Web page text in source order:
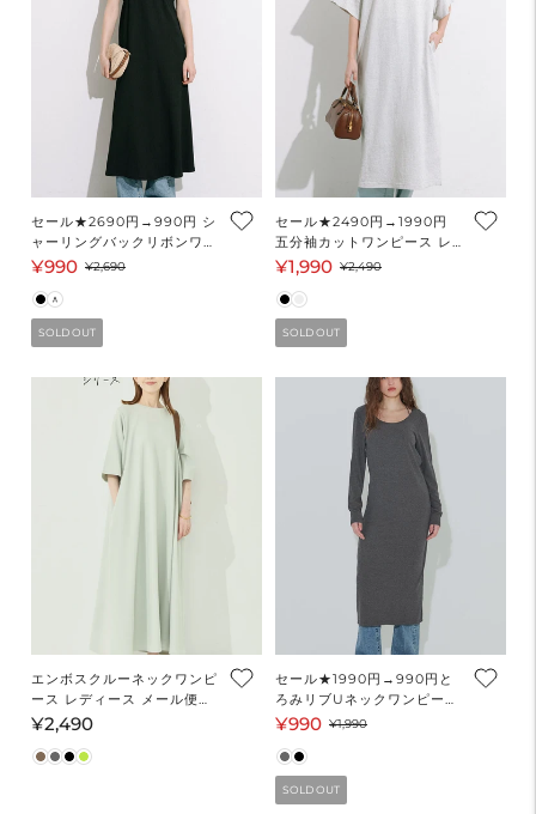
セール★2690円→990円 シ
ャーリングバックリボンワン
ピース レディース メール便
¥990 セ
ル
価
格
通
価
格
¥2,690
SOLD OUT
セール★2490円→1990円
五分袖カットワンピース レ
ディース メール便不可 コカ
¥1,990 セ
ル
価
格
通
価
格
¥2,490
SOLD OUT
エンボスクルーネックワンピ
ース レディース メール便不
可
通
常
¥2,490
セール★1990円→990円と
ろみリブUネックワンピース
レディース メール便不可
¥990 セ
ル
価
通
価
格
¥1,990
SOLD OUT